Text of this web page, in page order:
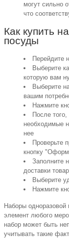
могут сильно
что
Как купить
посуды
Перейдите
Выберите
которую вам
Выберите
вашим
Нажмите
После
необходимые
нее
Проверьте
кнопку
Заполните
доставки
Выберите
Нажмите
Наборы
элемент любого
набор может быть
учитывать такие